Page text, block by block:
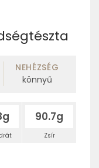
NEHÉZSÉG
könnyű
90.7g
Zsír